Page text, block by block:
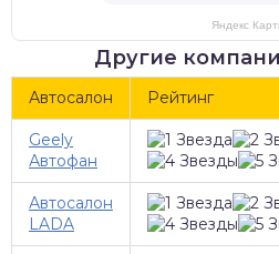
Яндекс
Другие
Автосалон Рейтинг
Geely
Автофан
Автосалон
LADA